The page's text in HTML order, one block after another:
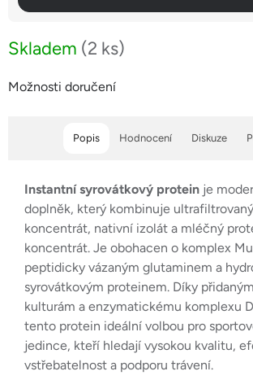
Skladem (2 ks)
Možnosti doručení
Popis Hodnocení Diskuze
Instantní syrovátkový protein je
doplněk, který kombinuje
koncentrát, nativní izolát a mléčný
koncentrát. Je obohacen o komplex
peptidicky vázaným glutaminem a
syrovátkovým proteinem. Díky
kulturám a enzymatickému komplexu
tento protein ideální volbou pro
jedince, kteří hledají vysokou kvalitu,
vstřebatelnost a podporu trávení.